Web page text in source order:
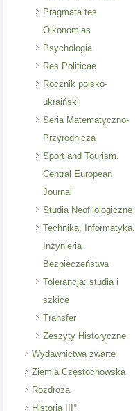
Pragmata tes
Oikonomias
Psychologia
Res Politicae
Rocznik polsko-
ukraiński
Seria Matematyczno-
Przyrodnicza
Sport and Tourism.
Central European
Journal
Studia Neofilologiczne
Technika, Informatyka,
Inżynieria
Bezpieczeństwa
Tolerancja: studia i
szkice
Transfer
Zeszyty Historyczne
Wydawnictwa zwarte
Ziemia Częstochowska
Rozdroża
Historia III°